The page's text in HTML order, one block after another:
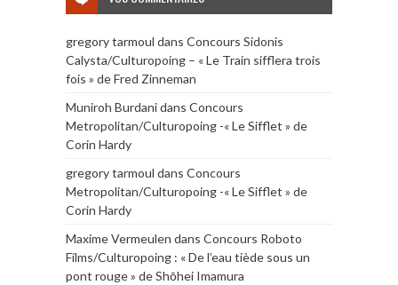
gregory tarmoul dans Concours Sidonis
Calysta/Culturopoing – « Le Train sifflera trois
fois » de Fred Zinneman
Muniroh Burdanidans Concours
Metropolitan/Culturopoing -« Le Sifflet » de
Corin Hardy
gregory tarmoul dans Concours
Metropolitan/Culturopoing -« Le Sifflet » de
Corin Hardy
Maxime Vermeulen dans Concours Roboto
Films/Culturopoing : « De l’eau tiède sous un
pont rouge » de Shōhei Imamura